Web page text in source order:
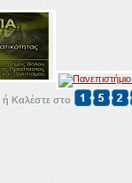
ή Καλέστε στο